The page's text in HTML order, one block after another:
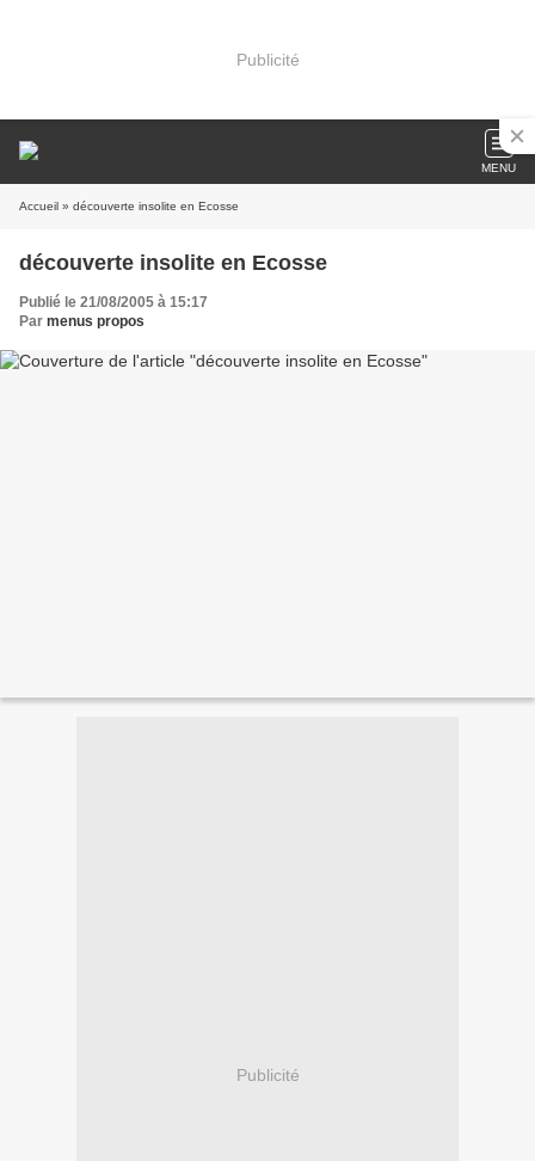
Publicité
MENU
Accueil » découverte insolite en Ecosse
découverte insolite en Ecosse
Publié le 21/08/2005 à 15:17
Par menus propos
Publicité